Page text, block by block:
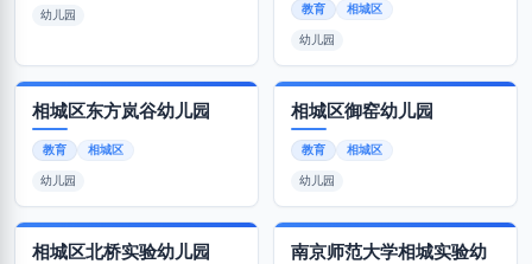
幼儿园 教育 相城区
幼儿园
相城区东方岚谷幼儿园
教育 相城区
幼儿园
相城区御窑幼儿园
教育 相城区
幼儿园
相城区北桥实验幼儿园
南京师范大学相城实验幼